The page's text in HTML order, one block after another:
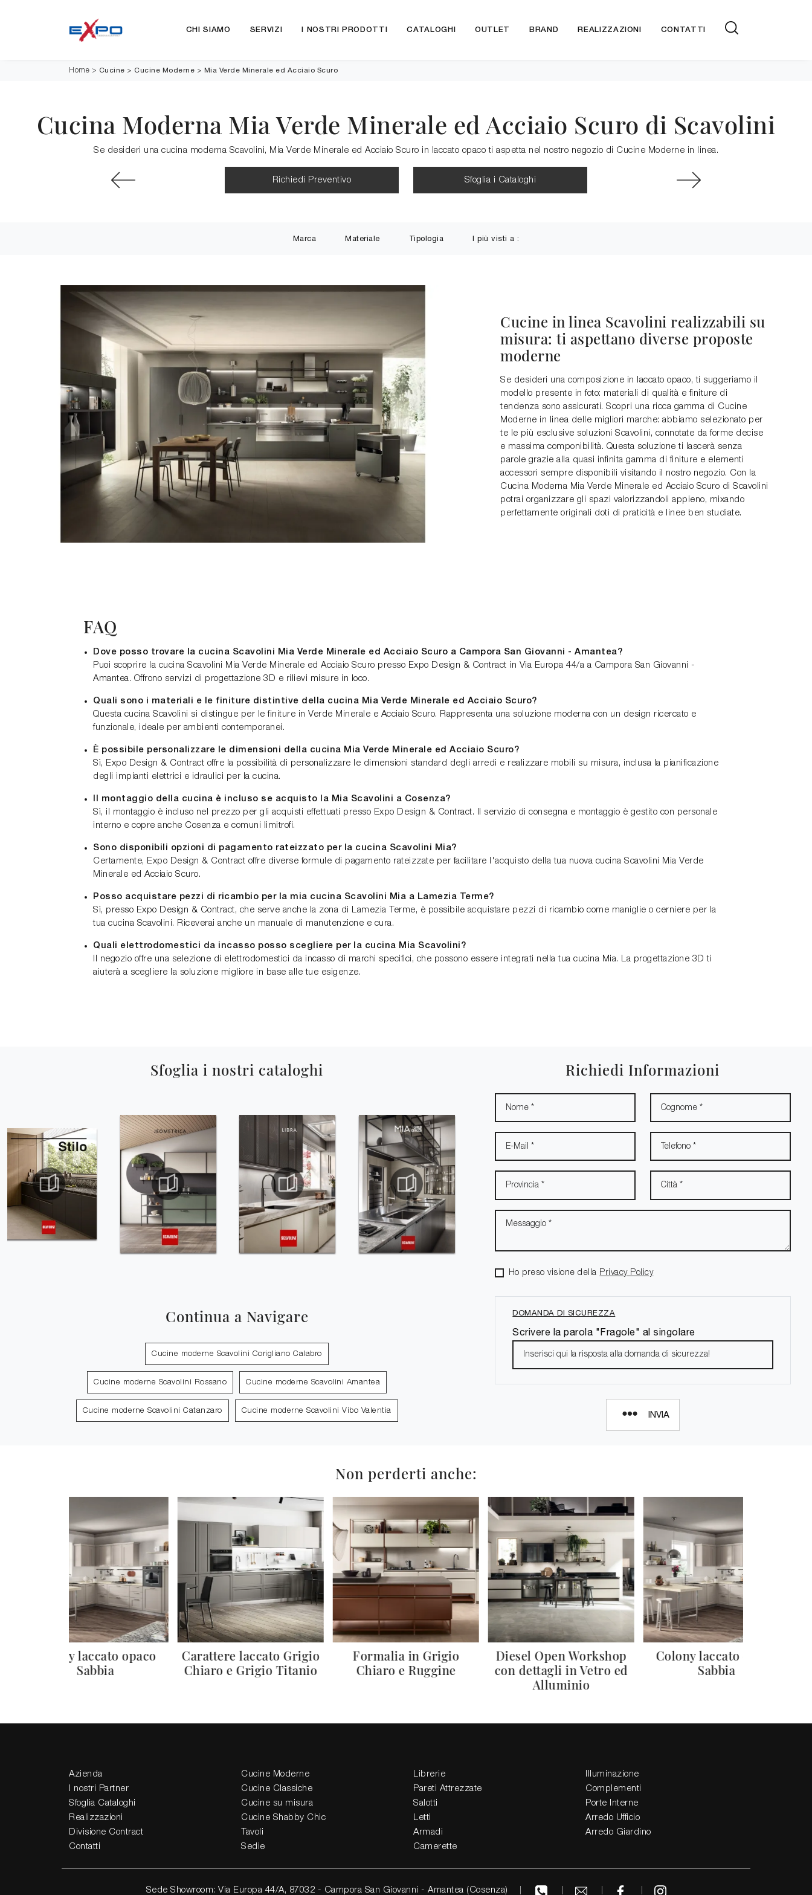
CHI SIAMO SERVIZI I NOSTRI PRODOTTI CATALOGHI OUTLET BRAND REALIZZAZIONI CONTATTI
Home > Cucine > Cucine Moderne > Mia Verde Minerale ed Acciaio Scuro
Cucina Moderna Mia Verde Minerale ed Acciaio Scuro di Scavolini
Se desideri una cucina moderna Scavolini, Mia Verde Minerale ed Acciaio Scuro in laccato opaco ti aspetta nel nostro negozio di Cucine Moderne in linea.
Richiedi Preventivo Sfoglia i Cataloghi
Marca Materiale Tipologia I più visti a :
Cucine in linea Scavolini realizzabili su
misura: ti aspettano diverse proposte
moderne
Se desideri una composizione in laccato opaco, ti suggeriamo il
modello presente in foto: materiali di qualità e finiture di
tendenza sono assicurati. Scopri una ricca gamma di Cucine
Moderne in linea delle migliori marche: abbiamo selezionato per
te le più esclusive soluzioni Scavolini, connotate da forme decise
e massima componibilità. Questa soluzione ti lascerà senza
parole grazie alla quasi infinita gamma di finiture e elementi
accessori sempre disponibili visitando il nostro negozio. Con la
Cucina Moderna Mia Verde Minerale ed Acciaio Scuro di Scavolini
potrai organizzare gli spazi valorizzandoli appieno, mixando
perfettamente originali doti di praticità e linee ben studiate.
FAQ
Dove posso trovare la cucina Scavolini Mia Verde Minerale ed Acciaio Scuro a Campora San Giovanni - Amantea?
Puoi scoprire la cucina Scavolini Mia Verde Minerale ed Acciaio Scuro presso Expo Design & Contract in Via Europa 44/a a Campora San Giovanni -
Amantea. Offrono servizi di progettazione 3D e rilievi misure in loco.
Quali sono i materiali e le finiture distintive della cucina Mia Verde Minerale ed Acciaio Scuro?
Questa cucina Scavolini si distingue per le finiture in Verde Minerale e Acciaio Scuro. Rappresenta una soluzione moderna con un design ricercato e
funzionale, ideale per ambienti contemporanei.
È possibile personalizzare le dimensioni della cucina Mia Verde Minerale ed Acciaio Scuro?
Sì, Expo Design & Contract offre la possibilità di personalizzare le dimensioni standard degli arredi e realizzare mobili su misura, inclusa la pianificazione
degli impianti elettrici e idraulici per la cucina.
Il montaggio della cucina è incluso se acquisto la Mia Scavolini a Cosenza?
Sì, il montaggio è incluso nel prezzo per gli acquisti effettuati presso Expo Design & Contract. Il servizio di consegna e montaggio è gestito con personale
interno e copre anche Cosenza e comuni limitrofi.
Sono disponibili opzioni di pagamento rateizzato per la cucina Scavolini Mia?
Certamente, Expo Design & Contract offre diverse formule di pagamento rateizzate per facilitare l'acquisto della tua nuova cucina Scavolini Mia Verde
Minerale ed Acciaio Scuro.
Posso acquistare pezzi di ricambio per la mia cucina Scavolini Mia a Lamezia Terme?
Sì, presso Expo Design & Contract, che serve anche la zona di Lamezia Terme, è possibile acquistare pezzi di ricambio come maniglie o cerniere per la
tua cucina Scavolini. Riceverai anche un manuale di manutenzione e cura.
Quali elettrodomestici da incasso posso scegliere per la cucina Mia Scavolini?
Il negozio offre una selezione di elettrodomestici da incasso di marchi specifici, che possono essere integrati nella tua cucina Mia. La progettazione 3D ti
aiuterà a scegliere la soluzione migliore in base alle tue esigenze.
Sfoglia i nostri cataloghi
Continua a Navigare
Cucine moderne Scavolini Corigliano Calabro
Cucine moderne Scavolini Rossano Cucine moderne Scavolini Amantea
Cucine moderne Scavolini Catanzaro Cucine moderne Scavolini Vibo Valentia
Richiedi Informazioni
Ho preso visione della Privacy Policy
DOMANDA DI SICUREZZA
Scrivere la parola "Fragole" al singolare
INVIA
Non perderti anche:
Colony laccato opaco
Sabbia
Carattere laccato Grigio
Chiaro e Grigio Titanio
Formalia in Grigio
Chiaro e Ruggine
Diesel Open Workshop
con dettagli in Vetro ed
Alluminio
Colony laccato opaco
Sabbia
Azienda
I nostri Partner
Sfoglia Cataloghi
Realizzazioni
Divisione Contract
Contatti
Cucine Moderne
Cucine Classiche
Cucine su misura
Cucine Shabby Chic
Tavoli
Sedie
Librerie
Pareti Attrezzate
Salotti
Letti
Armadi
Camerette
Illuminazione
Complementi
Porte Interne
Arredo Ufficio
Arredo Giardino
Sede Showroom: Via Europa 44/A, 87032 - Campora San Giovanni - Amantea (Cosenza)